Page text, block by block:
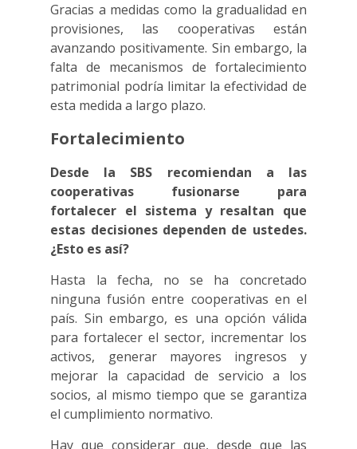
Gracias a medidas como la gradualidad en
provisiones, las cooperativas están
avanzando positivamente. Sin embargo, la
falta de mecanismos de fortalecimiento
patrimonial podría limitar la efectividad de
esta medida a largo plazo.
Fortalecimiento
Desde la SBS recomiendan a las
cooperativas fusionarse para
fortalecer el sistema y resaltan que
estas decisiones dependen de ustedes.
¿Esto es así?
Hasta la fecha, no se ha concretado
ninguna fusión entre cooperativas en el
país. Sin embargo, es una opción válida
para fortalecer el sector, incrementar los
activos, generar mayores ingresos y
mejorar la capacidad de servicio a los
socios, al mismo tiempo que se garantiza
el cumplimiento normativo.
Hay que considerar que, desde que las